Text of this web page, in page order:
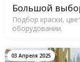
Большой
Подбор краски,
оборудовании.
03 Апреля 2025